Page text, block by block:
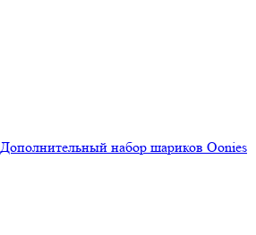
Дополнительный набор шариков Oonies